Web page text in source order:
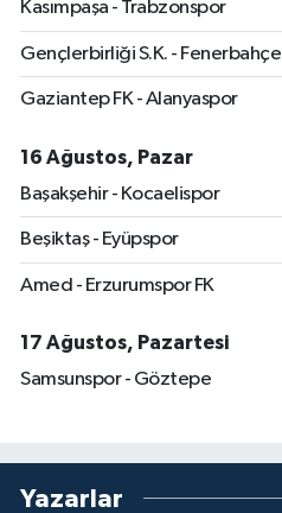
Kasımpaşa - Trabzonspor
Gençlerbirliği S.K. - Fenerbahçe
Gaziantep FK - Alanyaspor
16 Ağustos, Pazar
Başakşehir - Kocaelispor
Beşiktaş - Eyüpspor
Amed - Erzurumspor FK
17 Ağustos, Pazartesi
Samsunspor - Göztepe
Yazarlar